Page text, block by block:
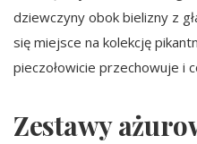
dziewczyny obok bielizny z
się miejsce na kolekcję
pieczołowicie przechowuje i
Zestawy